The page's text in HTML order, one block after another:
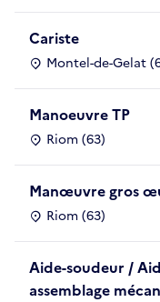
Cariste
Montel-de-Gelat
Manoeuvre TP
Riom (63)
Manœuvre gros
Riom (63)
Aide-soudeur /
assemblage